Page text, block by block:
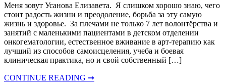
Меня зовут Усанова Елизавета. Я слишком хорошо знаю, чего
стоит радость жизни и преодоление, борьба за эту самую
жизнь и здоровье. За плечами не только 7 лет волонтёрства и
занятий с маленькими пациентами в детском отделении
онкогематологии, естественное вживание в арт-терапию как
лучший из способов самоисцеления, учеба и боевая
клиническая практика, но и свой собственный […]
CONTINUE READING ➞